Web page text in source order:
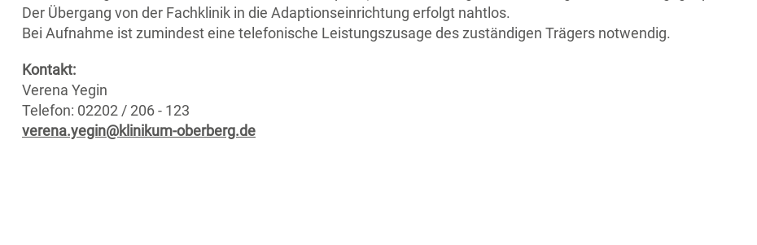
Der Übergang von der Fachklinik in die Adaptionseinrichtung erfolgt nahtlos.
Bei Aufnahme ist zumindest eine telefonische Leistungszusage des zuständigen Trägers notwendig.
Kontakt:
Verena Yegin
Telefon: 02202 / 206 - 123
verena.yegin@klinikum-oberberg.de